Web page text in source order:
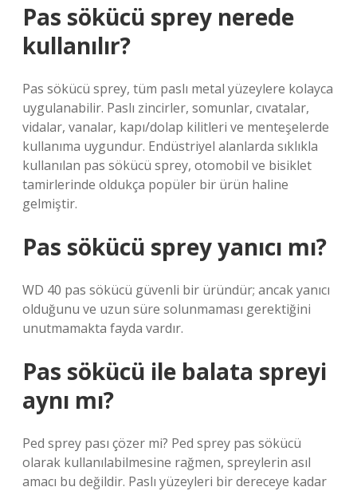
Pas sökücü sprey nerede
kullanılır?
Pas sökücü sprey, tüm paslı metal yüzeylere kolayca
uygulanabilir. Paslı zincirler, somunlar, cıvatalar,
vidalar, vanalar, kapı/dolap kilitleri ve menteşelerde
kullanıma uygundur. Endüstriyel alanlarda sıklıkla
kullanılan pas sökücü sprey, otomobil ve bisiklet
tamirlerinde oldukça popüler bir ürün haline
gelmiştir.
Pas sökücü sprey yanıcı mı?
WD 40 pas sökücü güvenli bir üründür; ancak yanıcı
olduğunu ve uzun süre solunmaması gerektiğini
unutmamakta fayda vardır.
Pas sökücü ile balata spreyi
aynı mı?
Ped sprey pası çözer mi? Ped sprey pas sökücü
olarak kullanılabilmesine rağmen, spreylerin asıl
amacı bu değildir. Paslı yüzeyleri bir dereceye kadar